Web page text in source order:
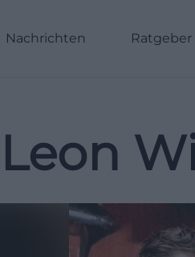
Nachrichten Ratgeber
Leon